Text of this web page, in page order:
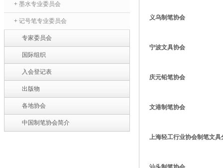
+ 墨水专业委员会
+ 记号笔专业委员会
专家委员会
国际组织
入会登记表
出版物
各地协会
中国制笔协会简介
义乌制笔协会
宁波文具协会
庆元铅笔协会
文港制笔协会
上海轻工行业协会制笔文具